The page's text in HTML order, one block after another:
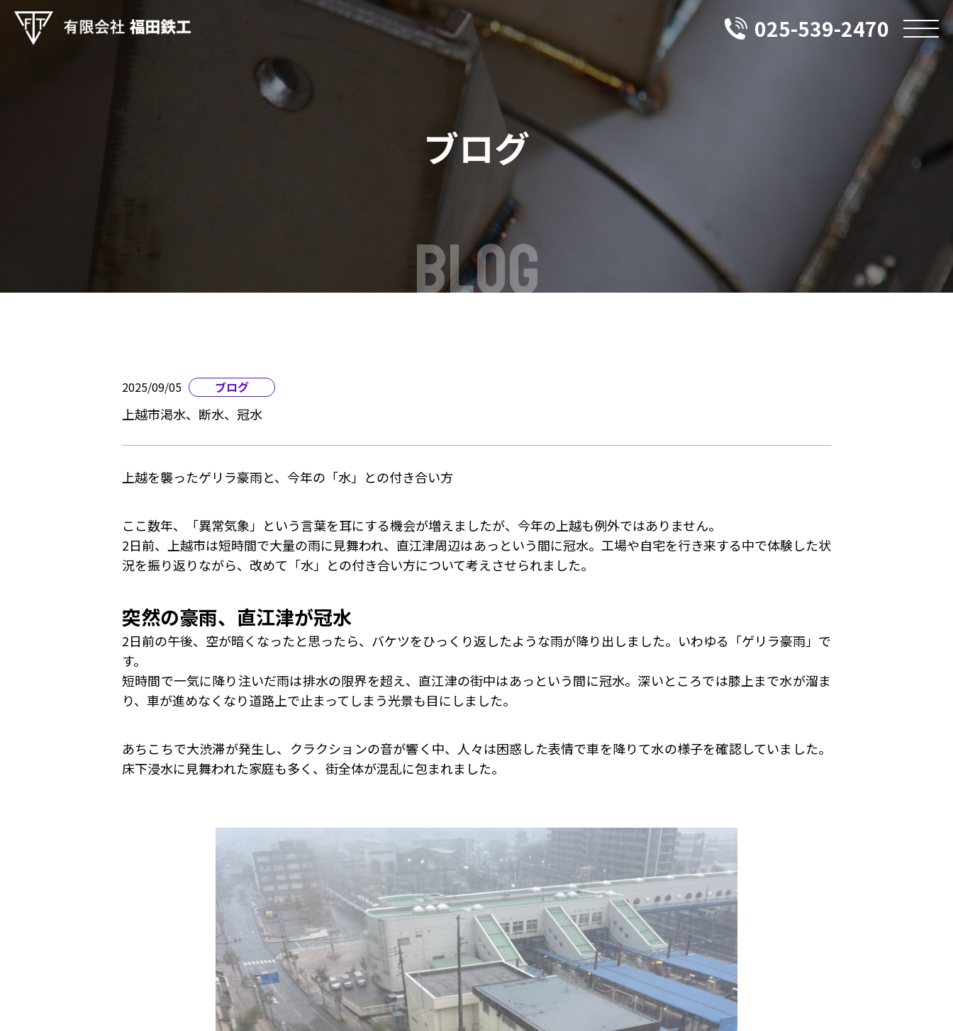
025-539-2470
ブログ
BLOG
2025/09/05 ブログ
上越市渇水、断水、冠水
上越を襲ったゲリラ豪雨と、今年の「水」との付き合い方
ここ数年、「異常気象」という言葉を耳にする機会が増えましたが、今年の上越も例外ではありません。
2日前、上越市は短時間で大量の雨に見舞われ、直江津周辺はあっという間に冠水。工場や自宅を行き来する中で体験した状
況を振り返りながら、改めて「水」との付き合い方について考えさせられました。
突然の豪雨、直江津が冠水
2日前の午後、空が暗くなったと思ったら、バケツをひっくり返したような雨が降り出しました。いわゆる「ゲリラ豪雨」で
す。
短時間で一気に降り注いだ雨は排水の限界を超え、直江津の街中はあっという間に冠水。深いところでは膝上まで水が溜ま
り、車が進めなくなり道路上で止まってしまう光景も目にしました。
あちこちで大渋滞が発生し、クラクションの音が響く中、人々は困惑した表情で車を降りて水の様子を確認していました。
床下浸水に見舞われた家庭も多く、街全体が混乱に包まれました。